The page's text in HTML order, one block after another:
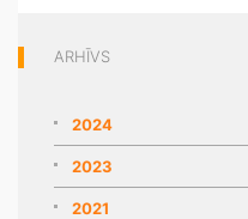
ARHĪVS
2024
2023
2021